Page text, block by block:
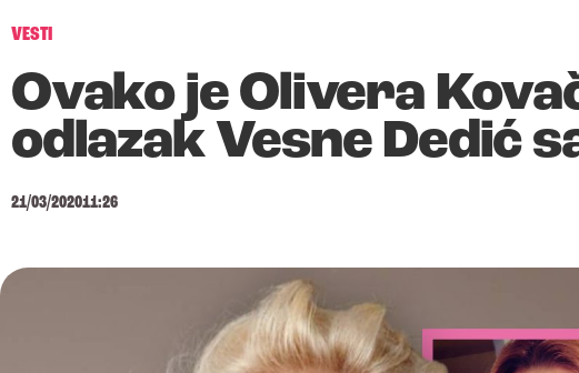
VESTI
Ovako je Olivera
odlazak Vesne Dedić
21/03/202011:26